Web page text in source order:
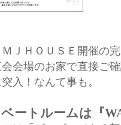
ＪＨＯＵＳＥ開催の
会場のお家で直接ご
入！なんて事も。
ートルームは『